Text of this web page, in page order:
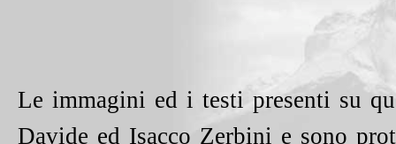
Le immagini ed i testi presenti su
Davide ed Isacco Zerbini e sono